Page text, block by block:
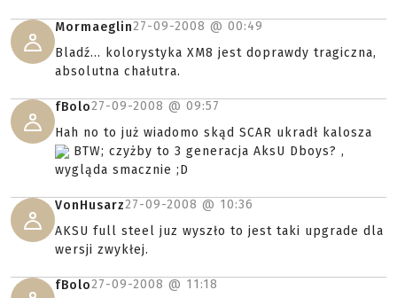
Mormaeglin27-09-2008 @ 00:49
Bladź... kolorystyka XM8 jest doprawdy tragiczna,
absolutna chałutra.
fBolo27-09-2008 @ 09:57
Hah no to już wiadomo skąd SCAR ukradł kalosza
BTW; czyżby to 3 generacja AksU Dboys? ,
wygląda smacznie ;D
VonHusarz27-09-2008 @ 10:36
AKSU full steel juz wyszło to jest taki upgrade dla
wersji zwykłej.
fBolo27-09-2008 @ 11:18